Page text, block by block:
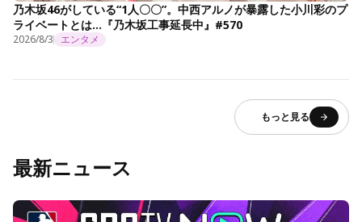
乃木坂46がしている“1人〇〇”。中西アルノが暴露した小川彩のプ
ライベートとは…『乃木坂工事延長中』#570
2026/8/3 エンタメ
もっと見る
最新ニュース